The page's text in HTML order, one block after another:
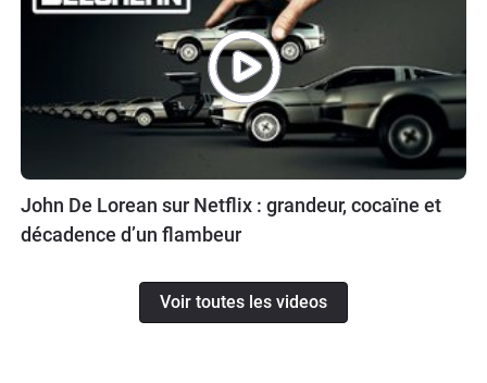
John De Lorean sur Netflix : grandeur, cocaïne et
décadence d’un flambeur
Voir toutes les videos